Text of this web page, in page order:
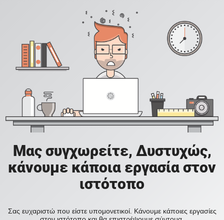
Μας συγχωρείτε, Δυστυχώς,
κάνουμε κάποια εργασία στον
ιστότοπο
Σας ευχαριστώ που είστε υπομονετικοί. Κάνουμε κάποιες εργασίες